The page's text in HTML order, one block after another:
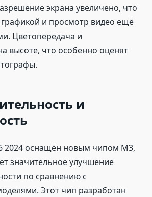
экрана увеличено, что
графикой и просмотр видео ещё
Цветопередача и
высоте, что особенно оценят
и
2024 оснащён новым чипом M3,
значительное улучшение
по сравнению с
Этот чип разработан